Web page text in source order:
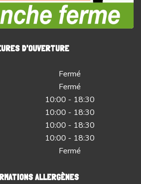
D'OUVERTURE
Fermé
Fermé
10:00 - 18:30
10:00 - 18:30
10:00 - 18:30
10:00 - 18:30
Fermé
ALLERGÈNES